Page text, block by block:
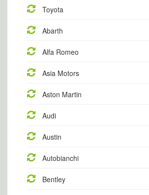
Toyota
Abarth
Alfa Romeo
Asia Motors
Aston Martin
Audi
Austin
Autobianchi
Bentley